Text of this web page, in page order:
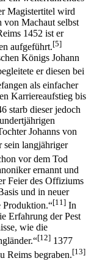
Magistertitel wird
von Machaut selbst
1452 ist er
aufgeführt.[5]
Königs Johann
er diesen bei
als einfacher
Karriereaufstieg bis
starb dieser jedoch
Johanns von
langjähriger
vor dem Tod
ernannt und
Feier des Offiziums
und in neuer
Produktion.“[11] In
Erfahrung der Pest
wie die
[12] 1377
Reims begraben.[13]